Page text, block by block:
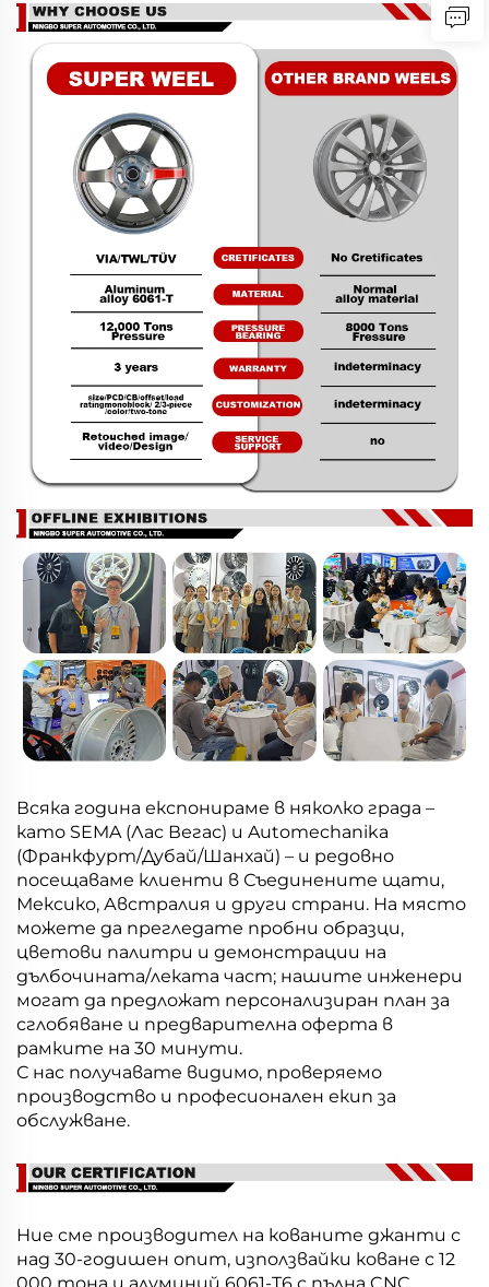
Всяка година експонираме в няколко града –
като SEMA (Лас Вегас) и Automechanika
(Франкфурт/Дубай/Шанхай) – и редовно
посещаваме клиенти в Съединените щати,
Мексико, Австралия и други страни. На място
можете да прегледате пробни образци,
цветови палитри и демонстрации на
дълбочината/леката част; нашите инженери
могат да предложат персонализиран план за
сглобяване и предварителна оферта в
рамките на 30 минути.
С нас получавате видимо, проверяемо
производство и професионален екип за
обслужване.
Ние сме производител на кованите джанти с
над 30-годишен опит, използвайки коване с 12
000 тона и алуминий 6061-T6 с пълна CNC